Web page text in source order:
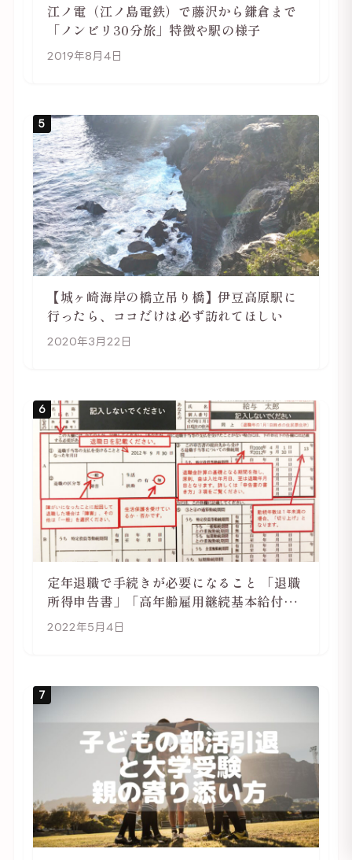
江ノ電（江ノ島電鉄）で藤沢から鎌倉まで
「ノンビリ30分旅」特徴や駅の様子
2019年8月4日
5
【城ヶ崎海岸の橋立吊り橋】伊豆高原駅に
行ったら、ココだけは必ず訪れてほしい
2020年3月22日
6
定年退職で手続きが必要になること 「退職
所得申告書」「高年齢雇用継続基本給付金
受給資格確認」
2022年5月4日
7